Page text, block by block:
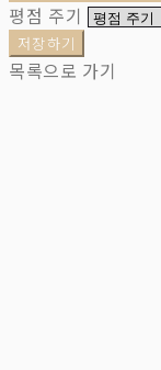
평점 주기
저장하기
목록으로 가기